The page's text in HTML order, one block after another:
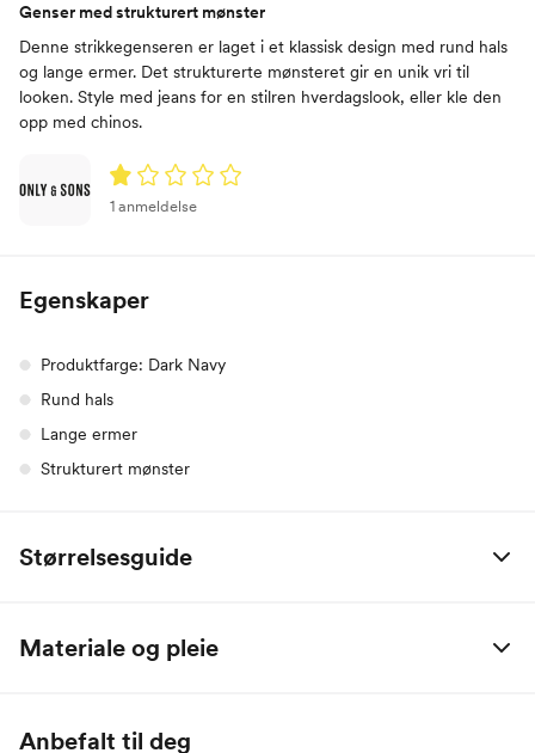
Genser med strukturert mønster
Denne strikkegenseren er laget i et klassisk design med rund hals
og lange ermer. Det strukturerte mønsteret gir en unik vri til
looken. Style med jeans for en stilren hverdagslook, eller kle den
opp med chinos.
1 anmeldelse
Egenskaper
Produktfarge: Dark Navy
Rund hals
Lange ermer
Strukturert mønster
Størrelsesguide
Bryst 89 94 99
Arm 81 83
Materiale og pleie
Anbefalt til deg